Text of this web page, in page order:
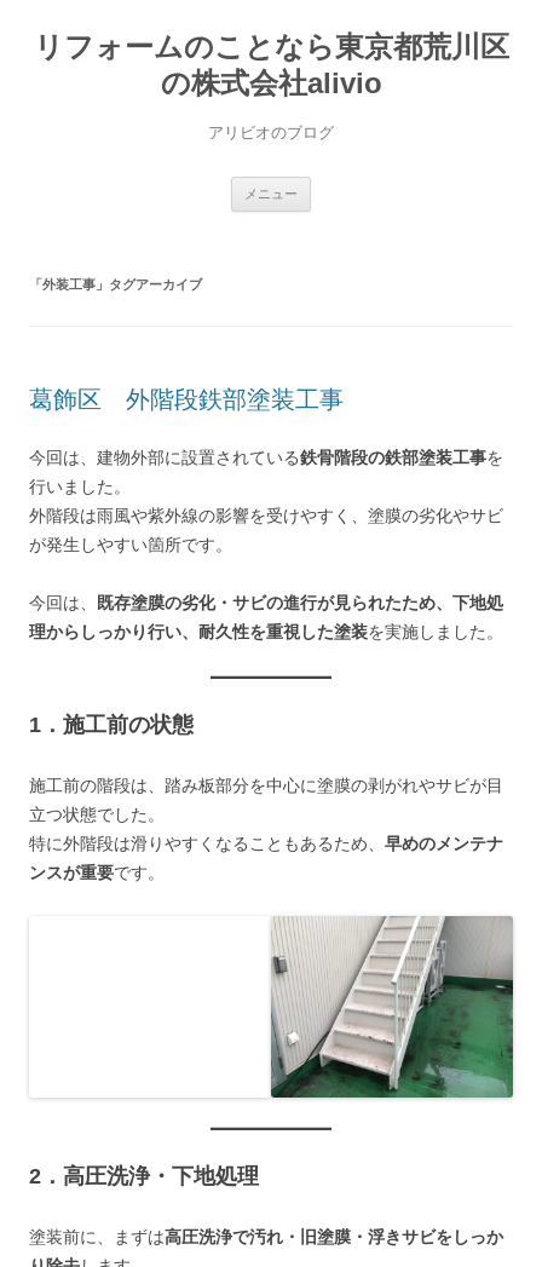
テリフォームのことなら東京都荒川区
の株式会社alivio
アリビオのブログ
メニュー
「外装工事 」タグアーカイブ
葛飾区 外階段鉄部塗装工事
今回は、建物外部に設置されている鉄骨階段の鉄部塗装工事を
行いました。
外階段は雨風や紫外線の影響を受けやすく、塗膜の劣化やサビ
が発生しやすい箇所です。
今回は、
既存塗膜の劣化・サビの進行が見られたため、下地処
理からしっかり行い、耐久性を重視した塗装を実施しました。
1．施工前の状態
施工前の階段は、踏み板部分を中心に塗膜の剥がれやサビが目
立つ状態でした。
特に外階段は滑りやすくなることもあるため、 早めのメンテナ
ンスが重要です。
2．高圧洗浄・下地処理
塗装前に、まずは高圧洗浄で汚れ・旧塗膜・浮きサビをしっか